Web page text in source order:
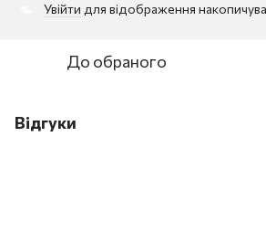
Увійти для відображення
До обраного
Відгуки